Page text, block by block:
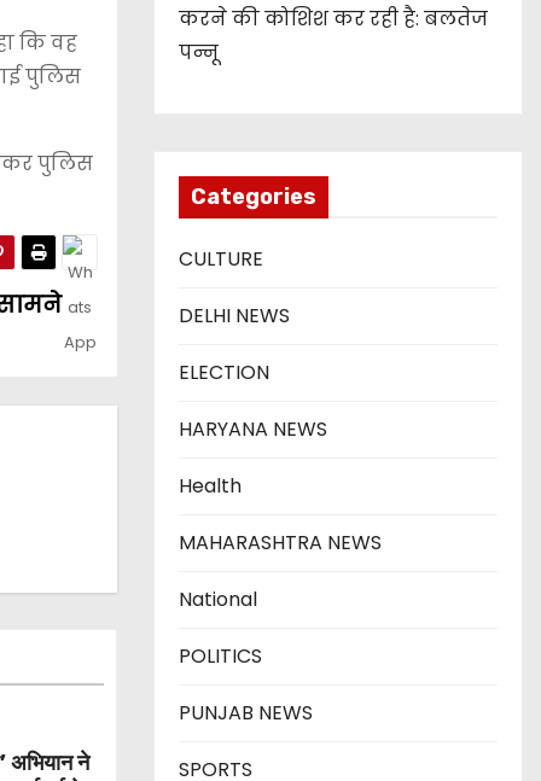
कि वह
पुलिस
पुलिस
सामने
अभियान ने
करने की कोशिश कर रही है: बलतेज
पन्नू
Categories
CULTURE
DELHI NEWS
ELECTION
HARYANA NEWS
Health
MAHARASHTRA NEWS
National
POLITICS
PUNJAB NEWS
SPORTS